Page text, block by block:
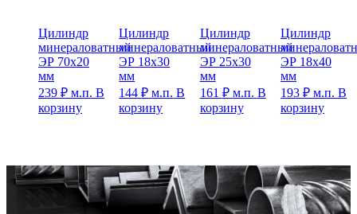
Цилиндр
минераловатный
ЭР 70х20
мм
239 ₽ м.п. В
корзину
Цилиндр
минераловатный
ЭР 18х30
мм
144₽ м.п. В
корзину
Цилиндр
минераловатный
ЭР 25х30
мм
161 ₽ м.п. В
корзину
Цилиндр
ЭР 18х40
мм
193 ₽ м.п. В
корзину